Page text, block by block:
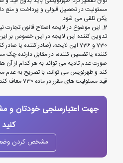
مسئولیت در تحصیل قبولی و پرداخت و منع
یکن تلقی می شود.
2. این موضوع در لایحه اصلاح قانون تجارت
730 و 736 این لایحه، (صادر کننده یا
کننده یا تضمین کننده، در مقابل دارنده چک
صورت عدم تادیه می تواند به هر کدام از آن
کند و ظهرنویس می تواند، با تصریح به عدم
قید مسئولیت های مقرر در ماده 730 معاف کند).
جهت اعتبارسنجی خودتان و
کنید
مشخص کردن